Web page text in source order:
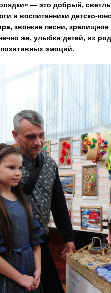
— это добрый,
и воспитанники детско-
звонкие песни,
же, улыбки детей, их
эмоций.